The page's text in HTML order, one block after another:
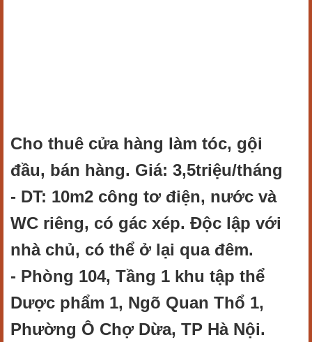
Cho thuê cửa hàng làm tóc, gội
đầu, bán hàng. Giá: 3,5triệu/tháng
- DT: 10m2 công tơ điện, nước và
WC riêng, có gác xép. Độc lập với
nhà chủ, có thể ở lại qua đêm.
- Phòng 104, Tầng 1 khu tập thể
Dược phẩm 1, Ngõ Quan Thổ 1,
Phường Ô Chợ Dừa, TP Hà Nội.